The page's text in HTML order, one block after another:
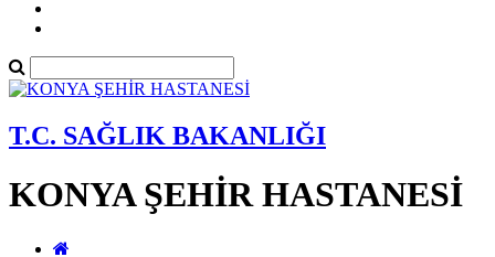
T.C. SAĞLIK BAKANLIĞI
KONYA ŞEHİR HASTANESİ